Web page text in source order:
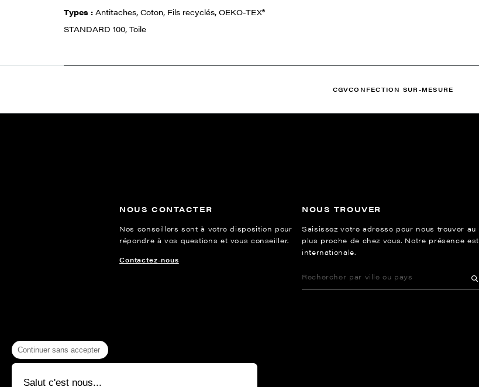
Types :Antitaches, Coton, Fils recyclés, OEKO-TEX®
STANDARD 100, Toile
CGVCONFECTION SUR-MESURE
NOUS CONTACTER
Nos conseillers sont à votre disposition pour
répondre à vos questions et vous conseiller.
Contactez-nous
NOUS TROUVER
Saisissez votre adresse pour nous trouver au
plus proche de chez vous. Notre présence est
internationale.
Continuer sans accepter
Salut c'est nous...